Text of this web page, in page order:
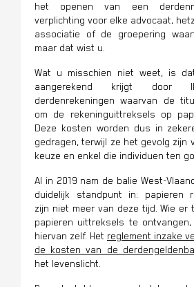
het openen van een
verplichting voor elke advocaat,
associatie of de groepering
maar dat wist u.
Wat u misschien niet weet, is
aangerekend krijgt door
derdenrekeningen waarvan de
om de rekeninguittreksels op
Deze kosten worden dus in
gedragen, terwijl ze het gevolg zijn
keuze en enkel die individuen ten
Al in 2019 nam de balie West-
duidelijk standpunt in: papieren
zijn niet meer van deze tijd. Wie er
papieren uittreksels te
hiervan zelf. Het reglement inzake
de kosten van de
het levenslicht.